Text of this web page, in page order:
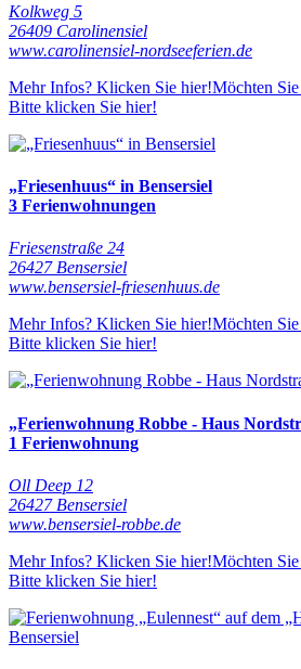
Kolkweg 5
26409 Carolinensiel
www.carolinensiel-nordseeferien.de
Mehr Infos? Klicken Sie hier!Möchten
Bitte klicken Sie hier!
„Friesenhuus“ in Bensersiel
3 Ferienwohnungen
Friesenstraße 24
26427 Bensersiel
www.bensersiel-friesenhuus.de
Mehr Infos? Klicken Sie hier!Möchten
Bitte klicken Sie hier!
„Ferienwohnung Robbe - Haus
1 Ferienwohnung
Oll Deep 12
26427 Bensersiel
www.bensersiel-robbe.de
Mehr Infos? Klicken Sie hier!Möchten
Bitte klicken Sie hier!